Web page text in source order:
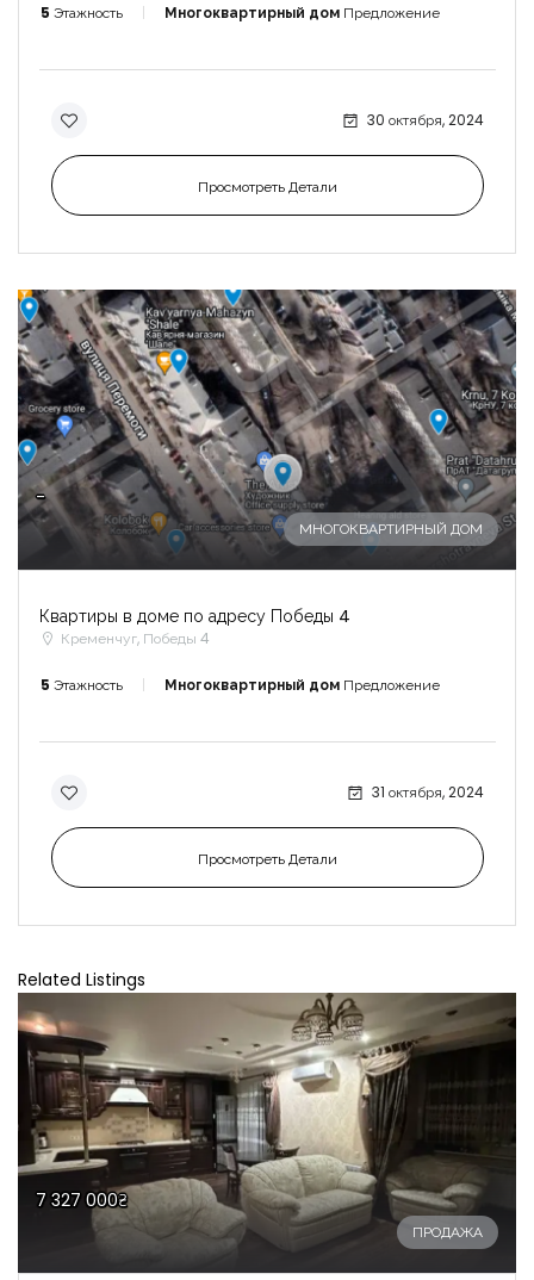
5 Этажность Многоквартирный дом Предложение
30 октября, 2024
Просмотреть Детали
-
МНОГОКВАРТИРНЫЙ ДОМ
Квартиры в доме по адресу Победы 4
Кременчуг, Победы 4
5 Этажность Многоквартирный дом Предложение
31 октября, 2024
Просмотреть Детали
Related Listings
7 327 000₴
ПРОДАЖА